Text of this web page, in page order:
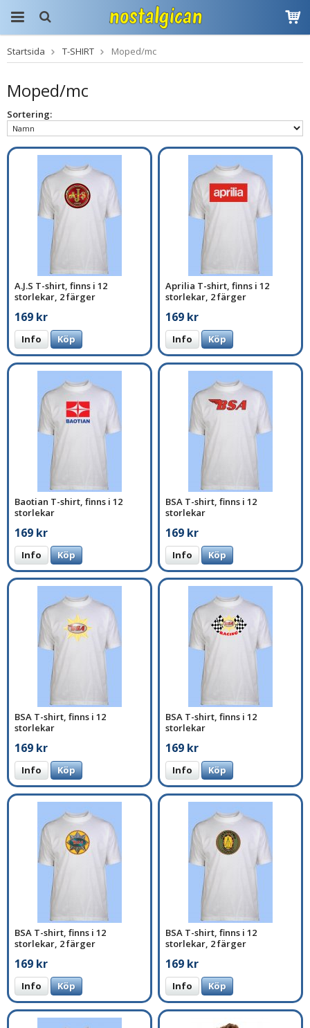
Produkten har blivit
tillagd i varukorgen
Startsida T-SHIRT Moped/mc
Moped/mc
Sortering:
A.J.S T-shirt, finns i 12
storlekar, 2 färger
169 kr
Info Köp
Aprilia T-shirt, finns i 12
storlekar, 2 färger
169 kr
Info Köp
Baotian T-shirt, finns i 12
storlekar
169 kr
Info Köp
BSA T-shirt, finns i 12
storlekar
169 kr
Info Köp
BSA T-shirt, finns i 12
storlekar
169 kr
Info Köp
BSA T-shirt, finns i 12
storlekar
169 kr
Info Köp
BSA T-shirt, finns i 12
storlekar, 2 färger
169 kr
Info Köp
BSA T-shirt, finns i 12
storlekar, 2 färger
169 kr
Info Köp